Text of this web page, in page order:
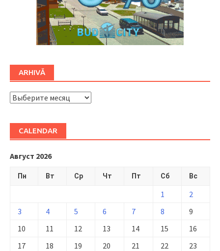
ARHIVĂ
ARHIVĂ
CALENDAR
Август 2026
Пн Вт Ср Чт Пт Сб Вс
1
2
3
4 5 6 7 8
9
10
11 12 13 14 15
16
17
18 19 20 21 22
23